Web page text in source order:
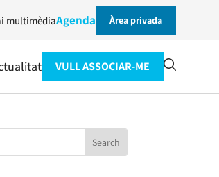
multimèdiaAgenda Àrea privada
VULL ASSOCIAR-ME